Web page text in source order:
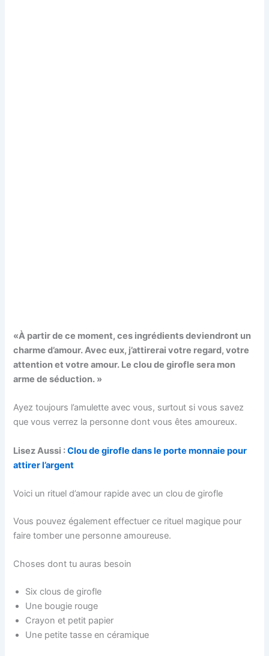
«À partir de ce moment, ces ingrédients deviendront un
charme d’amour. Avec eux, j’attirerai votre regard, votre
attention et votre amour. Le clou de girofle sera mon
arme de séduction. »
Ayez toujours l’amulette avec vous, surtout si vous savez
que vous verrez la personne dont vous êtes amoureux.
Lisez Aussi :Clou de girofle dans le porte monnaie pour
attirer l’argent
Voici un rituel d’amour rapide avec un clou de girofle
Vous pouvez également effectuer ce rituel magique pour
faire tomber une personne amoureuse.
Choses dont tu auras besoin
Six clous de girofle
Une bougie rouge
Crayon et petit papier
Une petite tasse en céramique